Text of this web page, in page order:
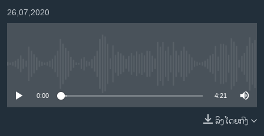
ຫາ
ຊອກຂ່າວ​ຈີນ
ຊີວິດຊາວລາວ
26,07,2020
0:00 4:21
ລິງໂດຍກົງ